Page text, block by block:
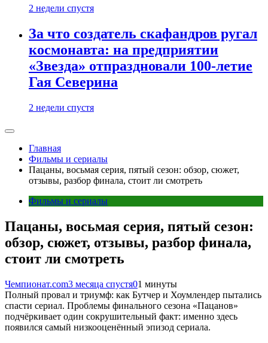
2 недели спустя
За что создатель скафандров ругал
космонавта: на предприятии
«Звезда» отпраздновали 100-летие
Гая Северина
2 недели спустя
Главная
Фильмы и сериалы
Пацаны, восьмая серия, пятый сезон: обзор, сюжет,
отзывы, разбор финала, стоит ли смотреть
Фильмы и сериалы
Пацаны, восьмая серия, пятый сезон:
обзор, сюжет, отзывы, разбор финала,
стоит ли смотреть
Чемпионат.com3 месяца спустя01 минуты
Полный провал и триумф: как Бутчер и Хоумлендер пытались
спасти сериал. Проблемы финального сезона «Пацанов»
подчёркивает один сокрушительный факт: именно здесь
появился самый низкооценённый эпизод сериала.